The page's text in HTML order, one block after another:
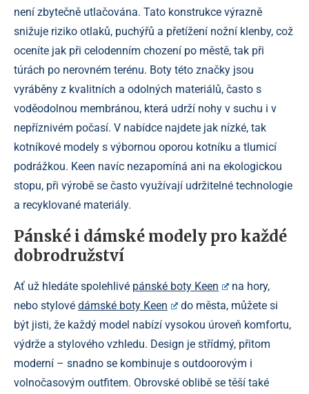
není zbytečně utlačována. Tato konstrukce výrazně
snižuje riziko otlaků, puchýřů a přetížení nožní klenby, což
oceníte jak při celodenním chození po městě, tak při
túrách po nerovném terénu. Boty této značky jsou
vyráběny z kvalitních a odolných materiálů, často s
voděodolnou membránou, která udrží nohy v suchu i v
nepříznivém počasí. V nabídce najdete jak nízké, tak
kotníkové modely s výbornou oporou kotníku a tlumicí
podrážkou. Keen navíc nezapomíná ani na ekologickou
stopu, při výrobě se často využívají udržitelné technologie
a recyklované materiály.
Pánské i dámské modely pro každé
dobrodružství
Ať už hledáte spolehlivé pánské boty Keen
na hory,
nebo stylové dámské boty Keen
do města, můžete si
být jisti, že každý model nabízí vysokou úroveň komfortu,
výdrže a stylového vzhledu. Design je střídmý, přitom
moderní – snadno se kombinuje s outdoorovým i
volnočasovým outfitem. Obrovské oblibě se těší také